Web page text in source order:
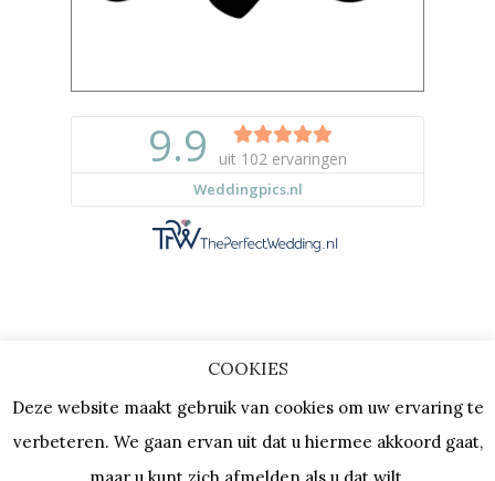
| KVK: 64667154 |Vacatures
COOKIES
Deze website maakt gebruik van cookies om uw ervaring te
verbeteren. We gaan ervan uit dat u hiermee akkoord gaat,
maar u kunt zich afmelden als u dat wilt.